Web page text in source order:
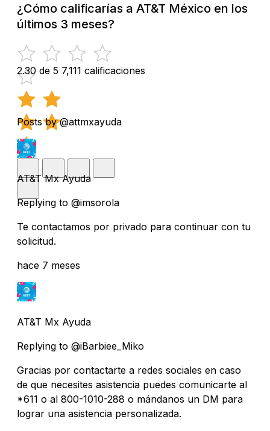
¿Cómo calificarías a AT&T México en los
últimos 3 meses?
2.30 de 5 7,111 calificaciones
Posts by @attmxayuda
AT&T Mx Ayuda
Replying to @imsorola
Te contactamos por privado para continuar con tu
solicitud.
hace 7 meses
AT&T Mx Ayuda
Replying to @iBarbiee_Miko
Gracias por contactarte a redes sociales en caso
de que necesites asistencia puedes comunicarte al
*611 o al 800-1010-288 o mándanos un DM para
lograr una asistencia personalizada.